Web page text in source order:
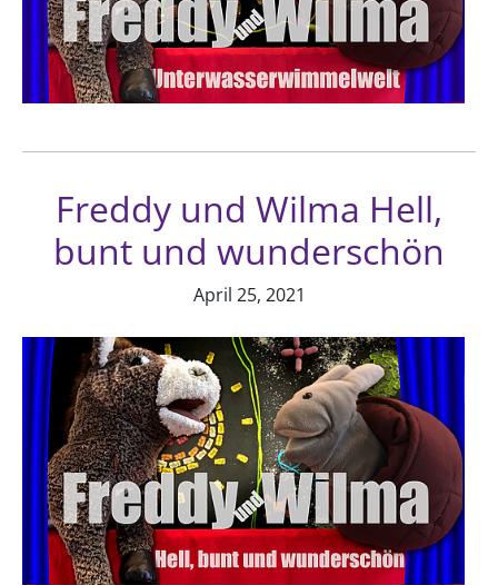
Freddy und Wilma Hell,
bunt und wunderschön
April 25, 2021